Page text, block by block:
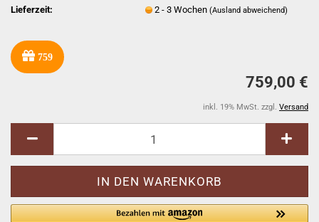
Lieferzeit:
2 - 3 Wochen(Ausland abweichend)
759
759,00 €
inkl. 19% MwSt. zzgl. Versand